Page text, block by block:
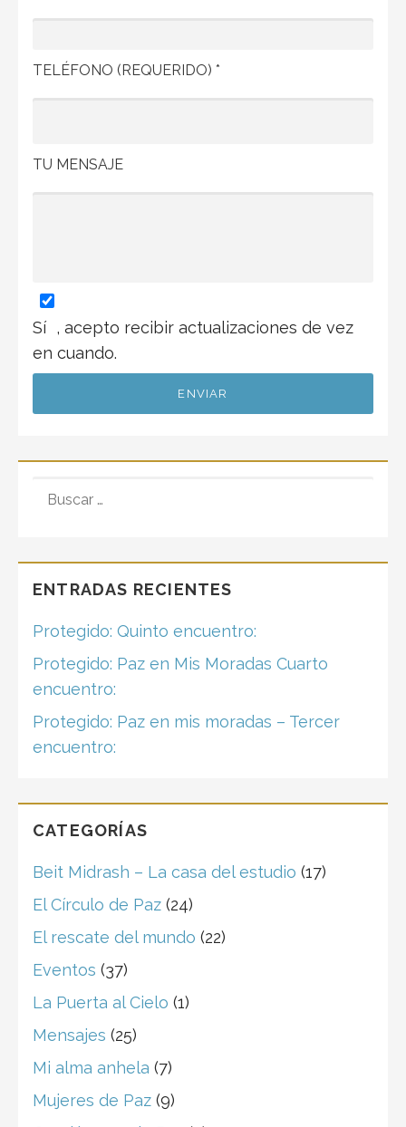
TELÉFONO (REQUERIDO) *
TU MENSAJE
Sí , acepto recibir actualizaciones de vez
en cuando.
ENTRADAS RECIENTES
Protegido: Quinto encuentro:
Protegido: Paz en Mis Moradas Cuarto
encuentro:
Protegido: Paz en mis moradas – Tercer
encuentro:
CATEGORÍAS
Beit Midrash – La casa del estudio (17)
El Círculo de Paz (24)
El rescate del mundo (22)
Eventos (37)
La Puerta al Cielo (1)
Mensajes (25)
Mi alma anhela (7)
Mujeres de Paz (9)